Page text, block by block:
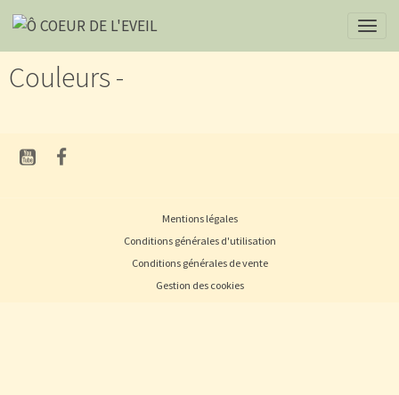
Couleurs -
Mentions légales
Conditions générales d'utilisation
Conditions générales de vente
Gestion des cookies